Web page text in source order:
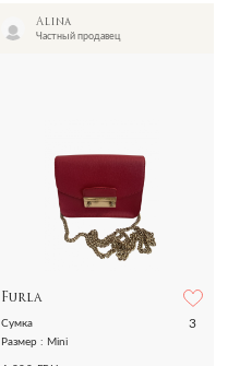
Alina
Частный продавец
Furla
3
Сумка
Размер : Mini